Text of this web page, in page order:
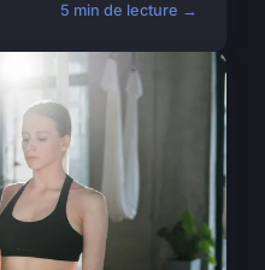
5 min de lecture →